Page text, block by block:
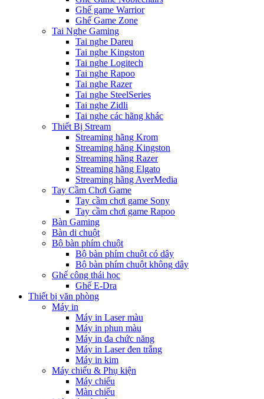
Ghế game Warrior
Ghế Game Zone
Tai Nghe Gaming
Tai nghe Dareu
Tai nghe Kingston
Tai nghe Logitech
Tai nghe Rapoo
Tai nghe Razer
Tai nghe SteelSeries
Tai nghe Zidli
Tai nghe các hãng khác
Thiết Bị Stream
Streaming hãng Krom
Streaming hãng Kingston
Streaming hãng Razer
Streaming hãng Elgato
Streaming hãng AverMedia
Tay Cầm Chơi Game
Tay cầm chơi game Sony
Tay cầm chơi game Rapoo
Bàn Gaming
Bàn di chuột
Bộ bàn phím chuột
Bộ bàn phím chuột có dây
Bộ bàn phím chuột không dây
Ghế công thái học
Ghế E-Dra
Thiết bị văn phòng
Máy in
Máy in Laser màu
Máy in phun màu
Máy in đa chức năng
Máy in Laser đen trắng
Máy in kim
Máy chiếu & Phụ kiện
Máy chiếu
Màn chiếu